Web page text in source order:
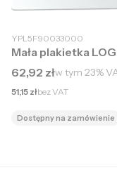
YPL5F90033000
Mała plakietka
Cena brutto
62,92 złw tym 23%
Cena netto
51,15 złbez VAT
Dostępny na zamówienie